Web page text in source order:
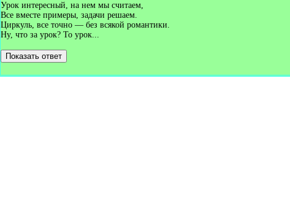
Урок интересный, на нем мы считаем,
Все вместе примеры, задачи решаем.
Циркуль, все точно — без всякой романтики.
Ну, что за урок? То урок...
Показать ответ